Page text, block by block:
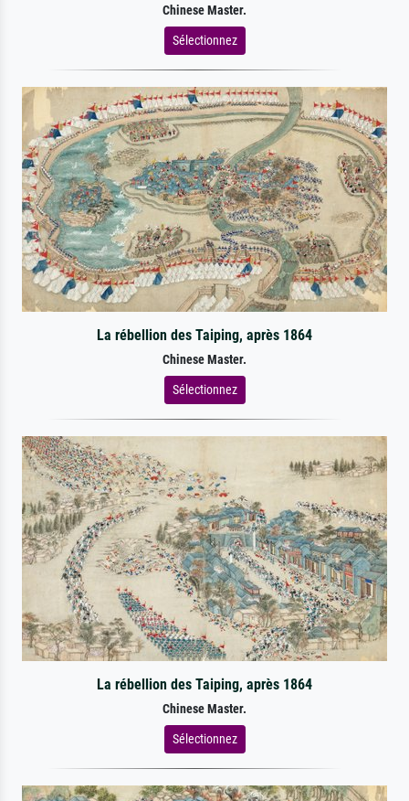
Chinese Master.
Sélectionnez
La rébellion des Taiping, après 1864
Chinese Master.
Sélectionnez
La rébellion des Taiping, après 1864
Chinese Master.
Sélectionnez